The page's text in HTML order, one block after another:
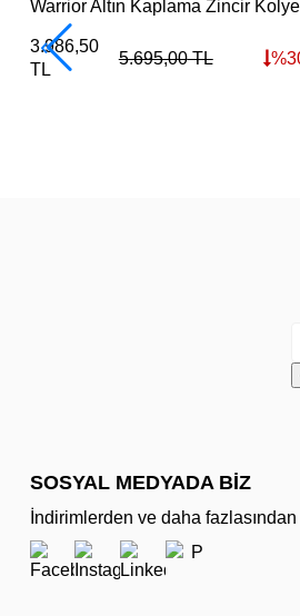
Warrior Altın Kaplama Zincir Kolye
3.986,50
TL
5.695,00TL %
SOSYAL MEDYADA BİZ
İndirimlerden ve daha